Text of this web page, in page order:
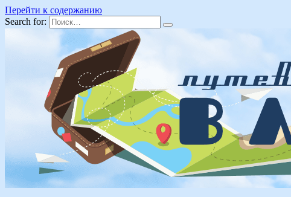
Перейти к содержанию
Search for: